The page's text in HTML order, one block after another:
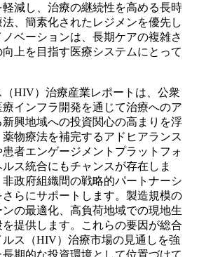
減し、治療の継続性を高める長時
、簡素化されたレジメンを優先し
ベーションは、長期ケアの複雑さ
上を目指す医療システムにとって
（HIV）治療産業レポートは、公衆
インフラ開発を通じて治療へのア
興地域への投資関心の高まりを浮
物療法を補完するアドヒアランス
者エンゲージメントプラットフォ
ス統合にもチャンスが存在しま
政府組織間の戦略的パートナーシ
らにサポートします。製造規模の
の最適化、高負荷地域での現地生
提供します。これらの要因が総合
ス（HIV）治療市場の見通しを強
期的な投資環境として位置づけて